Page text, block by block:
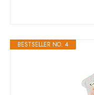
BESTSELLER NO. 4